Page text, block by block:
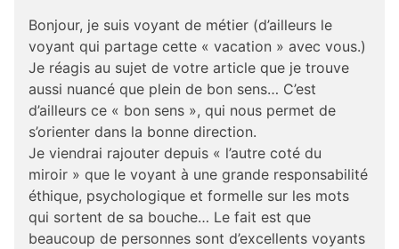
Bonjour, je suis voyant de métier (d’ailleurs le
voyant qui partage cette « vacation » avec vous.)
Je réagis au sujet de votre article que je trouve
aussi nuancé que plein de bon sens… C’est
d’ailleurs ce « bon sens », qui nous permet de
s’orienter dans la bonne direction.
Je viendrai rajouter depuis « l’autre coté du
miroir » que le voyant à une grande responsabilité
éthique, psychologique et formelle sur les mots
qui sortent de sa bouche… Le fait est que
beaucoup de personnes sont d’excellents voyants